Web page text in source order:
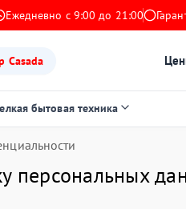
Ежедневно с 9:00 до 21:00
Casada
бытовая техника
персональных